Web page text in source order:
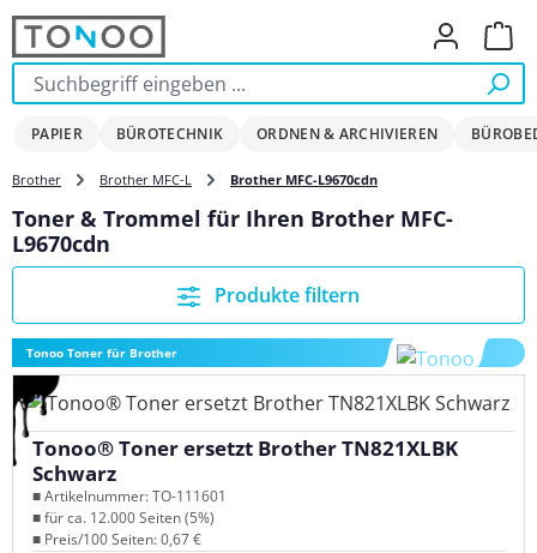
Zum Hauptinhalt springen
PAPIER BÜROTECHNIK ORDNEN & ARCHIVIEREN
Brother Brother MFC-L Brother MFC-L9670cdn
Toner & Trommel für Ihren Brother MFC-
L9670cdn
Produkte filtern
Tonoo Toner für Brother
Tonoo® Toner ersetzt Brother TN821XLBK
Schwarz
■ Artikelnummer: TO-111601
■ für ca. 12.000 Seiten (5%)
■ Preis/100 Seiten: 0,67 €